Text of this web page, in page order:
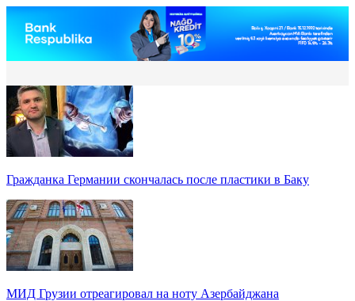
Гражданка Германии скончалась после пластики в Баку
МИД Грузии отреагировал на ноту Азербайджана